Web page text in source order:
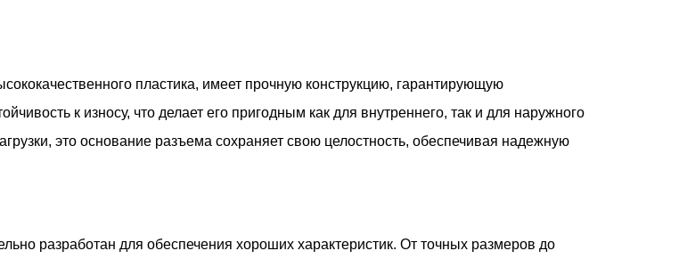
пластика, имеет прочную конструкцию, гарантирующую
к износу, что делает его пригодным как для внутреннего, так и для наружного
это основание разъема сохраняет свою целостность, обеспечивая надежную
разработан для обеспечения хороших характеристик. От точных размеров до